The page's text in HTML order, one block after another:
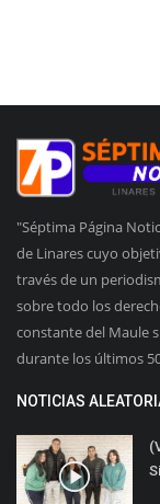
"Séptima Página
de Linares cuyo
través de un
sobre todo los
constante del Maule
durante los últimos
NOTICIAS